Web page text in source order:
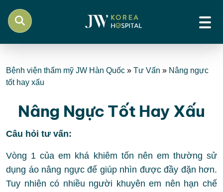
Bệnh viện thẩm mỹ JW Hàn Quốc » Tư Vấn » Nâng ngực
tốt hay xấu
Nâng Ngực Tốt Hay Xấu
Câu hỏi tư vấn:
Vòng 1 của em khá khiêm tốn nên em thường sử
dụng áo nâng ngực để giúp nhìn được đầy đặn hơn.
Tuy nhiên có nhiều người khuyên em nên hạn chế